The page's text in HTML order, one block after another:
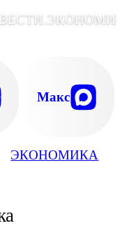
ЭКОНОМИКА
Макс